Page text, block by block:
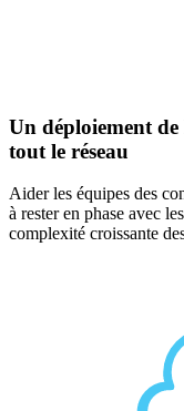
Un déploiement de
tout le réseau
Aider les équipes des
à rester en phase avec
complexité croissante